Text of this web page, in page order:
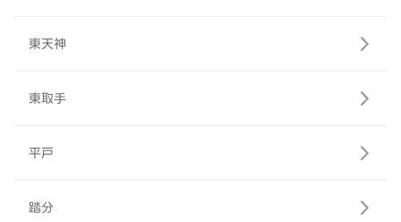
東天神
東取手
平戸
踏分